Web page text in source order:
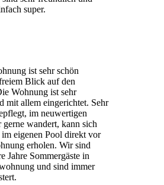
super.
ist sehr schön
Blick auf den
Wohnung ist sehr
mit allem eingerichtet. Sehr
im neuwertigen
gerne wandert, kann sich
im eigenen Pool direkt vor
erholen. Wir sind
Jahre Sommergäste in
und sind immer